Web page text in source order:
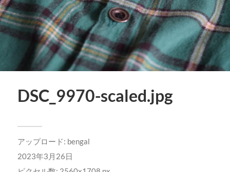
DSC_9970-scaled.jpg
アップロード: bengal
2023年3月26日